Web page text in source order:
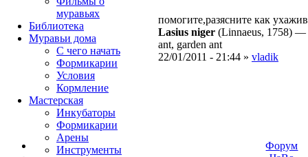
помогите,разясните как
Lasius niger (Linnaeus, 1758) —
ant, garden ant
22/01/2011 - 21:44 » vladik
муравьях
Библиотека
Муравьи дома
С чего начать
Формикарии
Условия
Кормление
Мастерская
Инкубаторы
Формикарии
Арены
Инструменты
Форум